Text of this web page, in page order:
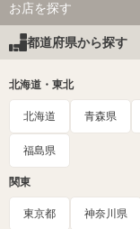
お店を探す
都道府県から探す
北海道・東北
北海道 青森県
福島県
関東
東京都 神奈川県